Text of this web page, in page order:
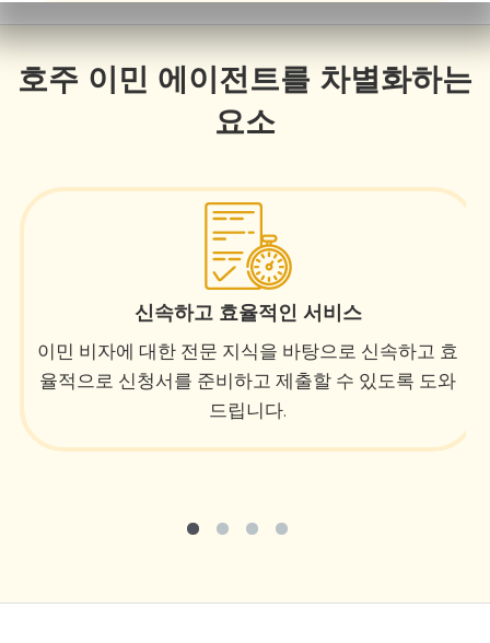
호주 이민 에이전트를 차별화하는
요소
신속하고 효율적인 서비스
이민 비자에 대한 전문 지식을 바탕으로 신속하고 효
율적으로 신청서를 준비하고 제출할 수 있도록 도와
드립니다.